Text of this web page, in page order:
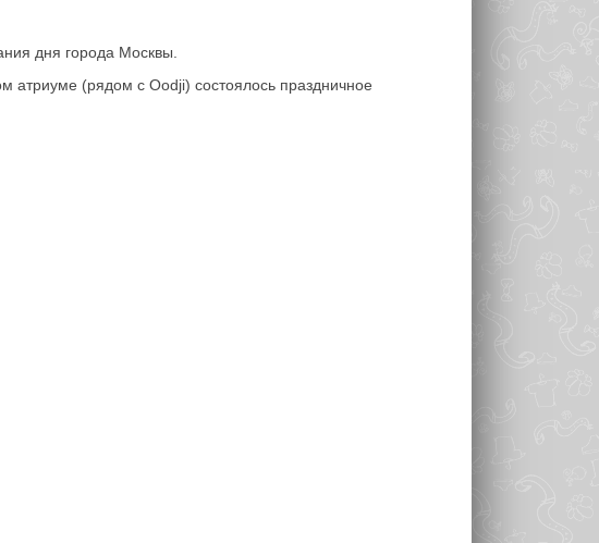
дня города Москвы.
(рядом с Oodji) состоялось праздничное